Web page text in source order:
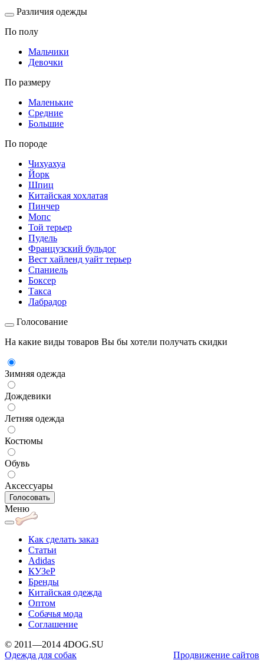
Различия одежды
По полу
Мальчики
Девочки
По размеру
Маленькие
Средние
Большие
По породе
Чихуахуа
Йорк
Шпиц
Китайская хохлатая
Пинчер
Мопс
Той терьер
Пудель
Французский бульдог
Вест хайленд уайт терьер
Спаниель
Боксер
Такса
Лабрадор
Голосование
На какие виды товаров Вы бы хотели получать скидки
Зимняя одежда
Дождевики
Летняя одежда
Костюмы
Обувь
Аксессуары
Меню
Как сделать заказ
Статьи
Adidas
КУЗеР
Бренды
Китайская одежда
Оптом
Собачья мода
Соглашение
© 2011—2014 4DOG.SU
Одежда для собак
Продвижение сайтов